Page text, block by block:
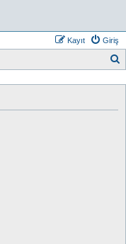
Giriş
Kayıt